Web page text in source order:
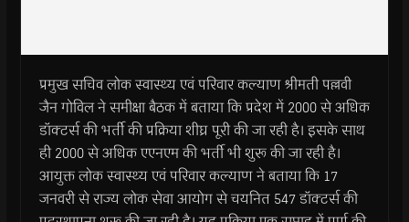
प्रमुख सचिव लोक स्वास्थ्य एवं परिवार कल्याण श्रीमती पल्लवी
जैन गोविल ने समीक्षा बैठक में बताया कि प्रदेश में 2000 से अधिक
डॉक्टर्स की भर्ती की प्रक्रिया शीघ्र पूरी की जा रही है। इसके साथ
ही 2000 से अधिक एएनएम की भर्ती भी शुरू की जा रही है।
आयुक्त लोक स्वास्थ्य एवं परिवार कल्याण ने बताया कि 17
जनवरी से राज्य लोक सेवा आयोग से चयनित 547 डॉक्टर्स की